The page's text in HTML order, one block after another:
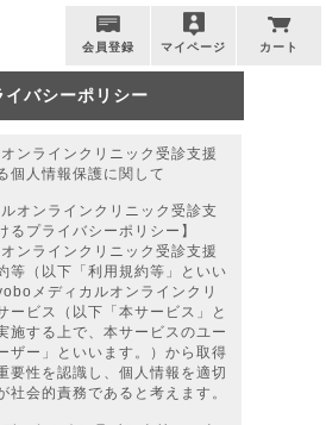
会員登録 マイページ カート
イバシーポリシー
ンラインクリニック受診支援
個人情報保護に関して
オンラインクリニック受診支
るプライバシーポリシー】
ンラインクリニック受診支援
等（以下「利用規約等」といい
メディカルオンラインクリ
ービス（以下「本サービス」と
施する上で、本サービスのユー
ザー」といいます。）から取得
要性を認識し、個人情報を適切
社会的責務であると考えます。